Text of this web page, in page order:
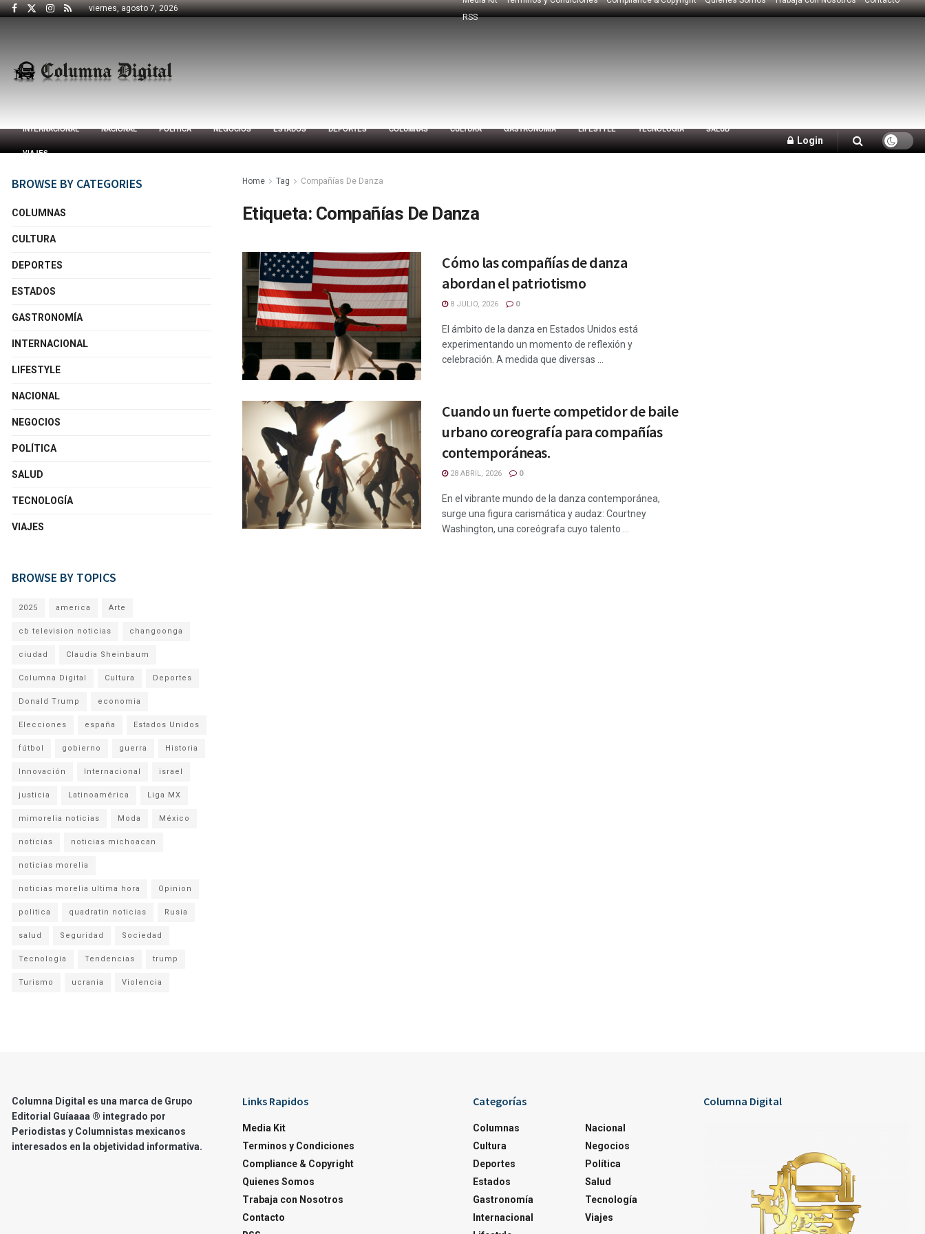
viernes, agosto 7, 2026
RSS
INTERNACIONAL NACIONAL POLÍTICA NEGOCIOS ESTADOS DEPORTES COLUMNAS CULTURA GASTRONOMÍA LIFESTYLE TECNOLOGÍA SALUD
VIAJES
Login
Home Tag Compañías De Danza
Etiqueta: Compañías De Danza
Cómo las compañías de danza
abordan el patriotismo
8 JULIO, 2026 0
El ámbito de la danza en Estados Unidos está
experimentando un momento de reflexión y
celebración. A medida que diversas ...
Cuando un fuerte competidor de baile
urbano coreografía para compañías
contemporáneas.
28 ABRIL, 2026 0
En el vibrante mundo de la danza contemporánea,
surge una figura carismática y audaz: Courtney
Washington, una coreógrafa cuyo talento ...
BROWSE BY CATEGORIES
COLUMNAS
CULTURA
DEPORTES
ESTADOS
GASTRONOMÍA
INTERNACIONAL
LIFESTYLE
NACIONAL
NEGOCIOS
POLÍTICA
SALUD
TECNOLOGÍA
VIAJES
BROWSE BY TOPICS
2025 america Arte
cb television noticias changoonga
ciudad Claudia Sheinbaum
Columna Digital Cultura Deportes
Donald Trump economia
Elecciones españa Estados Unidos
fútbol gobierno guerra Historia
Innovación Internacional israel
justicia Latinoamérica Liga MX
mimorelia noticias Moda México
noticias noticias michoacan
noticias morelia
noticias morelia ultima hora Opinion
politica quadratin noticias Rusia
salud Seguridad Sociedad
Tecnología Tendencias trump
Turismo ucrania Violencia
Columna Digital es una marca de Grupo
Editorial Guíaaaa ® integrado por
Periodistas y Columnistas mexicanos
interesados en la objetividad informativa.
Links Rapidos
Media Kit
Terminos y Condiciones
Compliance & Copyright
Quienes Somos
Trabaja con Nosotros
Contacto
Categorías
Columnas
Cultura
Deportes
Estados
Gastronomía
Internacional
Nacional
Negocios
Política
Salud
Tecnología
Viajes
Columna Digital